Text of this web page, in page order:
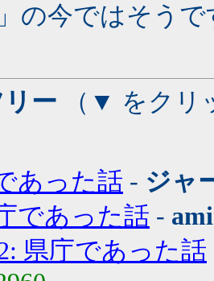
」の今ではそう
ー （▼ をクリ
あった話 - ジャ
であった話 -
県庁であった話